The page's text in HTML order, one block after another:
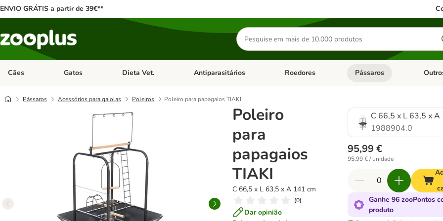
ENVIO GRÁTIS a partir de 39€**
Pesquisar
produtos
Cães Abrir menu de categoria: Cães
Gatos Abrir menu de categoria: Gatos
Dieta Vet. Abrir menu de categoria: Dieta Vet.
Antiparasitários Abrir menu de categoria: Antiparasitários
Roedores Abrir menu de categoria:
Pássaros Abrir
Pássaros Acessórios para gaiolas Poleiros Poleiro para papagaios TIAKI
Poleiro
para
papagaios
TIAKI
C 66,5 x L 63,5 x A 141 cm
(0)
Dar opinião
C 66,5 x L 63,5 x A
1988904.0
95,99 €
95,99 € / unidade
Ganhe 96 zooPontos
produto